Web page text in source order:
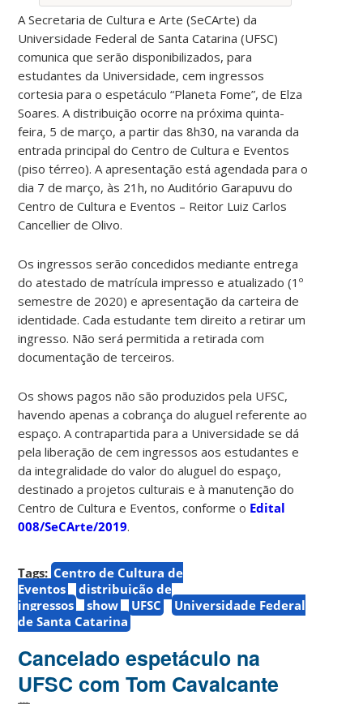
A Secretaria de Cultura e Arte (SeCArte) da
Universidade Federal de Santa Catarina (UFSC)
comunica que serão disponibilizados, para
estudantes da Universidade, cem ingressos
cortesia para o espetáculo “Planeta Fome”, de Elza
Soares. A distribuição ocorre na próxima quinta-
feira, 5 de março, a partir das 8h30, na varanda da
entrada principal do Centro de Cultura e Eventos
(piso térreo). A apresentação está agendada para o
dia 7 de março, às 21h, no Auditório Garapuvu do
Centro de Cultura e Eventos – Reitor Luiz Carlos
Cancellier de Olivo.
Os ingressos serão concedidos mediante entrega
do atestado de matrícula impresso e atualizado (1º
semestre de 2020) e apresentação da carteira de
identidade. Cada estudante tem direito a retirar um
ingresso. Não será permitida a retirada com
documentação de terceiros.
Os shows pagos não são produzidos pela UFSC,
havendo apenas a cobrança do aluguel referente ao
espaço. A contrapartida para a Universidade se dá
pela liberação de cem ingressos aos estudantes e
da integralidade do valor do aluguel do espaço,
destinado a projetos culturais e à manutenção do
Centro de Cultura e Eventos, conforme o Edital
008/SeCArte/2019.
Tags: Centro de Cultura de
Eventos
distribuição de
ingressos
show UFSC
Universidade Federal
de Santa Catarina
Cancelado espetáculo na
UFSC com Tom Cavalcante